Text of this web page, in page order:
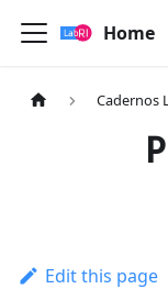
Home
Cadernos
Edit this page